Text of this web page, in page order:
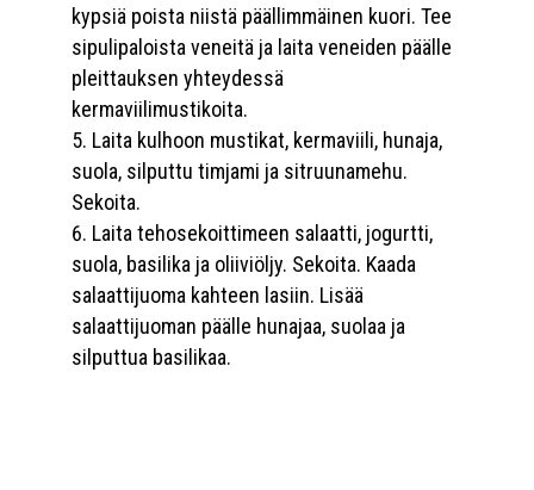
kypsiä poista niistä päällimmäinen kuori. Tee
sipulipaloista veneitä ja laita veneiden päälle
pleittauksen yhteydessä
kermaviilimustikoita.
Laita kulhoon mustikat, kermaviili, hunaja,
suola, silputtu timjami ja sitruunamehu.
Sekoita.
Laita tehosekoittimeen salaatti, jogurtti,
suola, basilika ja oliiviöljy. Sekoita. Kaada
salaattijuoma kahteen lasiin. Lisää
salaattijuoman päälle hunajaa, suolaa ja
silputtua basilikaa.